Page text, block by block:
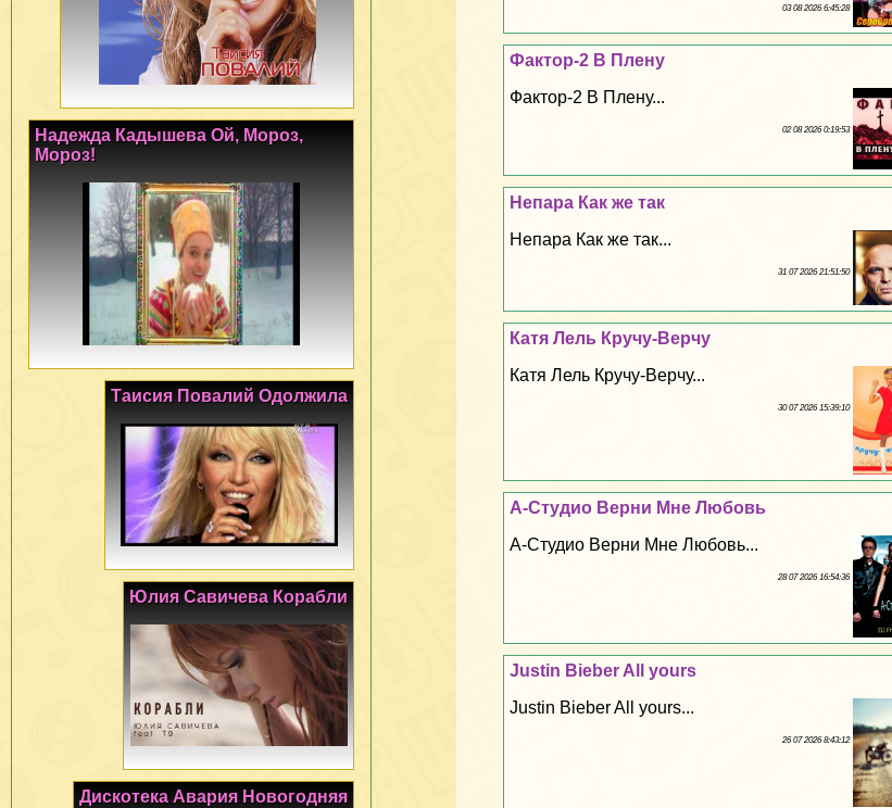
03 08 2026 6:45:28
Фактор-2 В Плену
Фактор-2 В Плену...
02 08 2026 0:19:53
Непара Как же так
Непара Как же так...
31 07 2026 21:51:50
Катя Лель Кручу-Верчу
Катя Лель Кручу-Верчу...
30 07 2026 15:39:10
А-Студио Верни Мне Любовь
А-Студио Верни Мне Любовь...
28 07 2026 16:54:36
Justin Bieber All yours
Justin Bieber All yours...
26 07 2026 8:43:12
Надежда Кадышева Ой, Мороз,
Мороз!
Таисия Повалий Одолжила
Юлия Савичева Корабли
Дискотека Авария Новогодняя